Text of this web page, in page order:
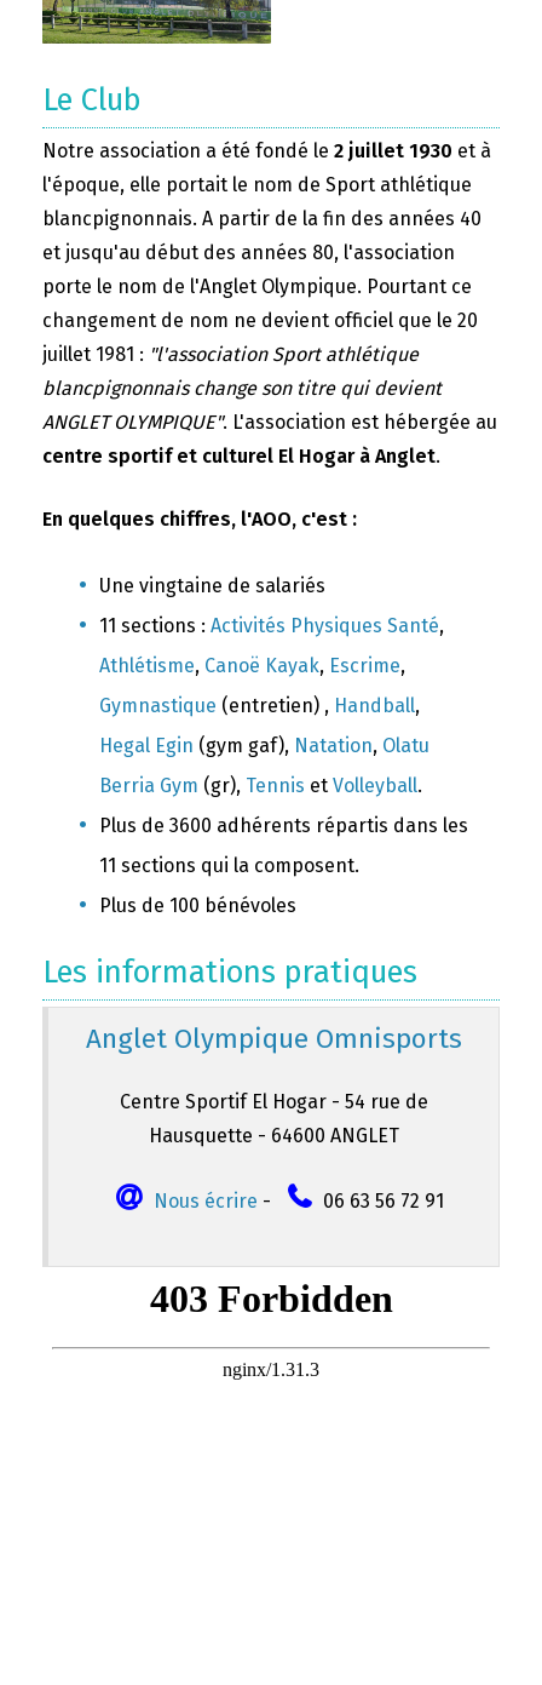
Le Club
Notre association a été fondé le 2 juillet 1930 et à
l'époque, elle portait le nom de Sport athlétique
blancpignonnais. A partir de la fin des années 40
et jusqu'au début des années 80, l'association
porte le nom de l'Anglet Olympique. Pourtant ce
changement de nom ne devient officiel que le 20
juillet 1981 : "l'association Sport athlétique
blancpignonnais change son titre qui devient
ANGLET OLYMPIQUE". L'association est hébergée au
centre sportif et culturel El Hogar à Anglet.
En quelques chiffres, l'AOO, c'est :
Une vingtaine de salariés
11 sections : Activités Physiques Santé,
Athlétisme, Canoë Kayak, Escrime,
Gymnastique (entretien) , Handball,
Hegal Egin (gym gaf), Natation, Olatu
Berria Gym (gr), Tennis et Volleyball.
Plus de 3600 adhérents répartis dans les
11 sections qui la composent.
Plus de 100 bénévoles
Les informations pratiques
Anglet Olympique Omnisports
Centre Sportif El Hogar - 54 rue de
Hausquette - 64600 ANGLET
Nous écrire - 06 63 56 72 91